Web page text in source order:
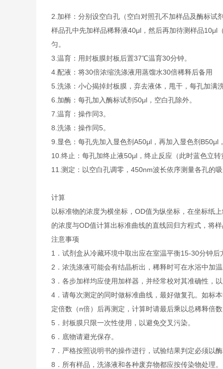
2. 加样：分别设空白孔（空白对照孔不加样品及酶标试
样品孔中先加样品稀释液40μl，然后再加待测样品10μl
匀。
3. 温育：用封板膜封板后置37℃温育30分钟。
4. 配液：将30倍浓缩洗涤液用蒸馏水30倍稀释后备用
5. 洗涤：小心揭掉封板膜，弃去液体，甩干，每孔加满
6. 加酶：每孔加入酶标试剂50μl，空白孔除外。
7. 温育：操作同3。
8. 洗涤：操作同5。
9. 显色：每孔先加入显色剂A50μl，再加入显色剂
10. 终止：每孔加终止液50μl，终止反应（此时蓝色立转
11. 测定：以空白孔调零，450nm波长依序测量各孔的
计算
以标准物的浓度为横坐标，OD值为纵坐标，在坐标纸
的浓度与OD值计算出标准曲线的直线回归方程式，将
注意事项
1．试剂盒从冷藏环境中取出应在室温平衡15-30分钟
2．浓洗涤液可能会有结晶析出，稀释时可在水浴中加
3．各步加样均应使用加样器，并经常校对其准确性，
4．请每次测定的同时做标准曲线，最好做复孔。如标
定倍数（n倍）后再测定，计算时请最后乘以总稀释倍
5．封板膜只限一次性使用，以避免交叉污染。
6．底物请避光保存。
7．严格按照说明书的操作进行，试验结果判定必须以
8．所有样品，洗涤液和各种废弃物都应按传染物处理。